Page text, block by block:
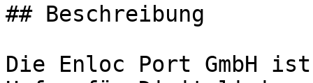
## Beschreibung
Die Enloc Port GmbH